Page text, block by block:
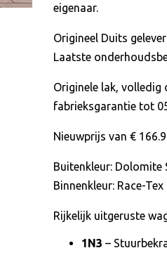
eigenaar.
Origineel Duits
Laatste
Originele lak, volledig
fabrieksgarantie tot
Nieuwprijs van €
Buitenkleur: Dolomite
Binnenkleur: Race-
Rijkelijk uitgeruste
1N3 –